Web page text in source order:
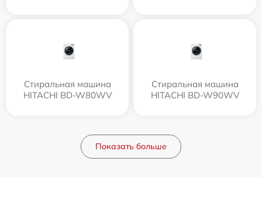
Стиральная машина
HITACHI BD-W80WV
Стиральная машина
HITACHI BD-W90WV
Показать больше